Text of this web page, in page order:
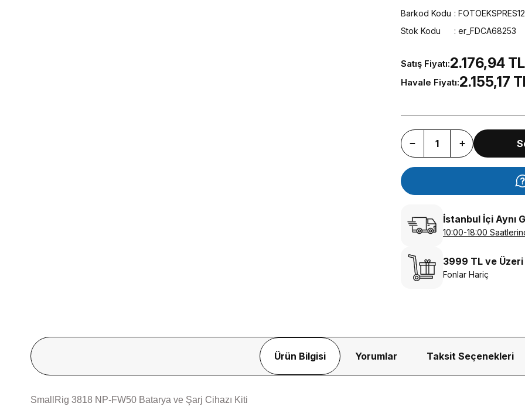
Barkod Kodu
Stok Kodu
er_FDCA68253
Satış Fiyatı:2.176,94 TL
Havale Fiyatı:2.155,17
İstanbul İçi Aynı
10:00-18:00
3999 TL ve
Fonlar Hariç
Ürün Bilgisi Yorumlar Taksit Seçenekleri
SmallRig 3818 NP-FW50 Batarya ve Şarj Cihazı Kiti